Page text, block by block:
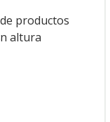
productos
altura